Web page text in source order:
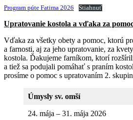
Program púte Fatima 2026 Stiahnuť
Upratovanie kostola a vďaka za
Vďaka za všetky obety a pomoc, ktorú
a farnosti, aj za jeho upratovanie, za
kostola. Ďakujeme farníkom, ktorí
a tiež sa podujali pomáhať s praním
prosíme o pomoc s upratovaním 2.
Úmysly sv. omší
24. mája – 31. mája 2026